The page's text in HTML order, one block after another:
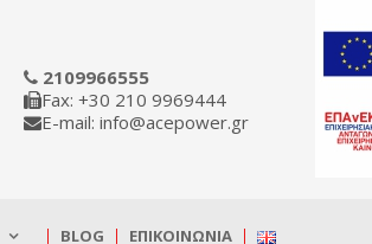
2109966555
Fax: +30 210 9969444
E-mail: info@acepower.gr
BLOG ΕΠΙΚΟΙΝΩΝΊΑ